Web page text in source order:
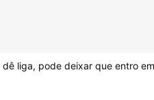
liga, pode deixar que entro